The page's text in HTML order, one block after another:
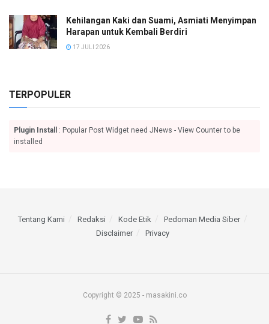
Kehilangan Kaki dan Suami, Asmiati Menyimpan
Harapan untuk Kembali Berdiri
17 JULI 2026
TERPOPULER
Plugin Install
: Popular Post Widget need JNews - View Counter to be
installed
Tentang Kami Redaksi Kode Etik
Pedoman Media Siber
Disclaimer
Privacy
Copyright © 2025 - masakini.co